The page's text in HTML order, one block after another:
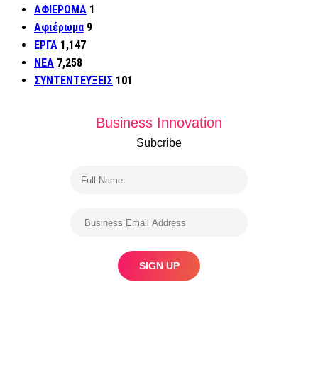
ΑΦΙΕΡΩΜΑ 1
Αφιέρωμα 9
ΕΡΓΑ 1,147
ΝΕΑ 7,258
ΣΥΝΤΕΝΤΕΥΞΕΙΣ 101
Business Innovation
Subcribe